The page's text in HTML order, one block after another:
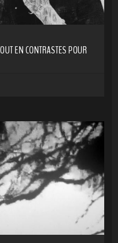
EN CONTRASTES POUR